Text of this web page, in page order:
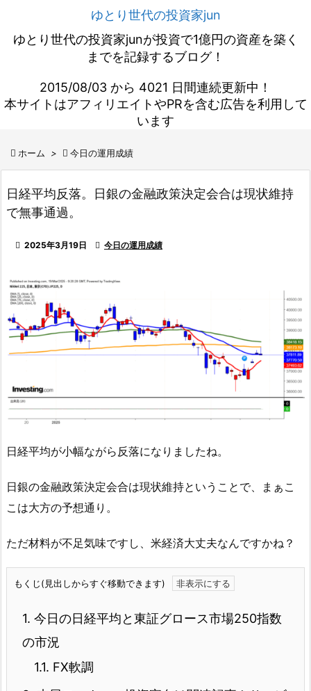
ゆとり世代の投資家jun
ゆとり世代の投資家junが投資で1億円の資産を築く
までを記録するブログ！
2015/08/03 から 4021 日間連続更新中！
本サイトはアフィリエイトやPRを含む広告を利用して
います
 ホーム >  今日の運用成績
日経平均反落。日銀の金融政策決定会合は現状維持
で無事通過。
 2025年3月19日  今日の運用成績
日経平均が小幅ながら反落になりましたね。
日銀の金融政策決定会合は現状維持ということで、まぁこ
こは大方の予想通り。
ただ材料が不足気味ですし、米経済大丈夫なんですかね？
もくじ(見出しからすぐ移動できます)
1. 今日の日経平均と東証グロース市場250指数
の市況
1.1. FX軟調